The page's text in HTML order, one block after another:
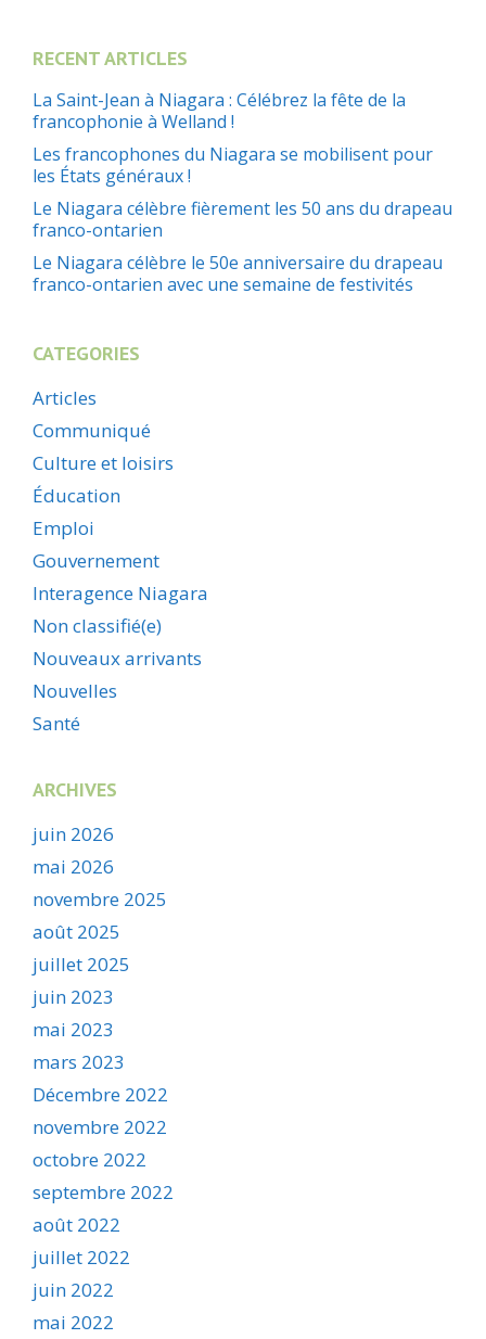
RECENT ARTICLES
La Saint-Jean à Niagara : Célébrez la fête de la
francophonie à Welland !
Les francophones du Niagara se mobilisent pour
les États généraux !
Le Niagara célèbre fièrement les 50 ans du drapeau
franco-ontarien
Le Niagara célèbre le 50e anniversaire du drapeau
franco-ontarien avec une semaine de festivités
CATEGORIES
Articles
Communiqué
Culture et loisirs
Éducation
Emploi
Gouvernement
Interagence Niagara
Non classifié(e)
Nouveaux arrivants
Nouvelles
Santé
ARCHIVES
juin 2026
mai 2026
novembre 2025
août 2025
juillet 2025
juin 2023
mai 2023
mars 2023
Décembre 2022
novembre 2022
octobre 2022
septembre 2022
août 2022
juillet 2022
juin 2022
mai 2022